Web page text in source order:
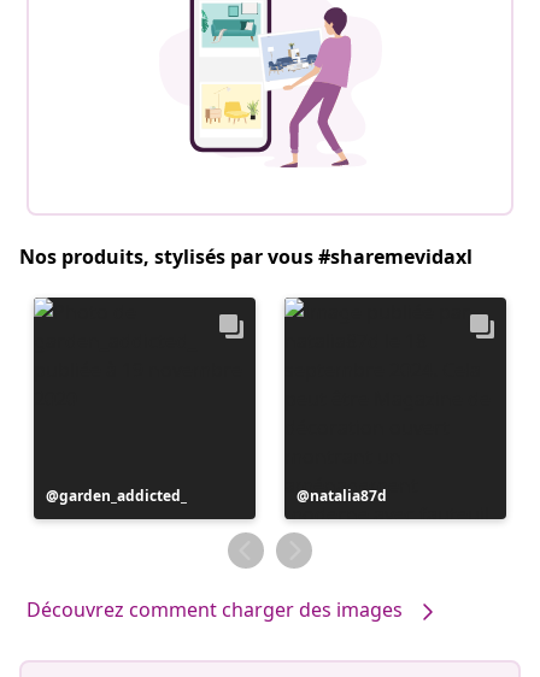
Nos produits, stylisés par vous #sharemevidaxl
Publication
publiée
garden_addicted_
Publication
publiée
par
natalia87d
Découvrez comment charger des images